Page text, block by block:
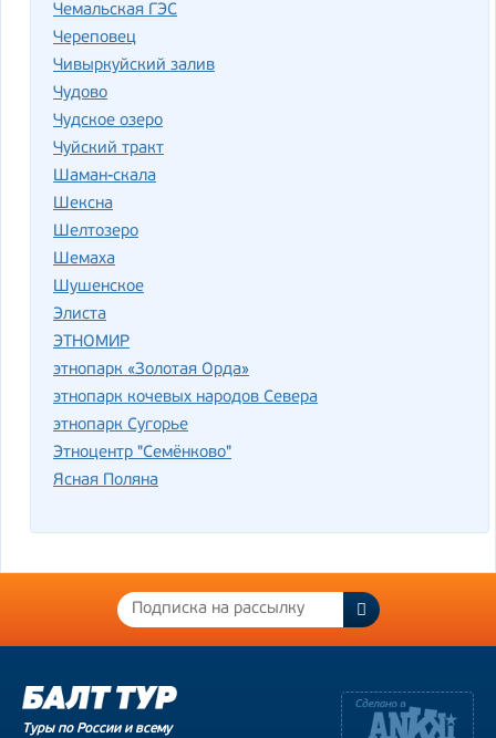
Чемальская ГЭС
Череповец
Чивыркуйский залив
Чудово
Чудское озеро
Чуйский тракт
Шаман-скала
Шексна
Шелтозеро
Шемаха
Шушенское
Элиста
ЭТНОМИР
этнопарк «Золотая Орда»
этнопарк кочевых народов Севера
этнопарк Сугорье
Этноцентр "Семёнково"
Ясная Поляна
Туры по России и всему